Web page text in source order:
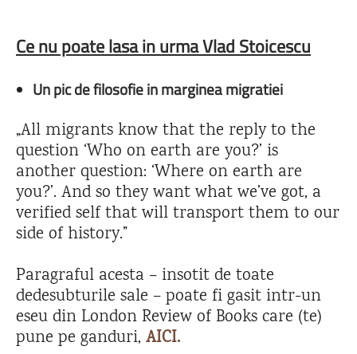
Ce nu poate lasa in urma Vlad Stoicescu
Un pic de filosofie in marginea migratiei
„All migrants know that the reply to the
question ‘Who on earth are you?’ is
another question: ‘Where on earth are
you?’. And so they want what we’ve got, a
verified self that will transport them to our
side of history.”
Paragraful acesta – insotit de toate
dedesubturile sale – poate fi gasit intr-un
eseu din London Review of Books care (te)
pune pe ganduri, AICI.